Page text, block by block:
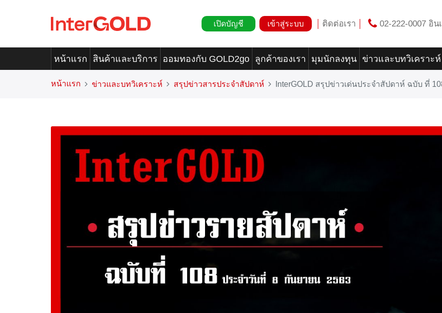
เปิดบัญชี เข้าสู่ระบบ ติดต่อเรา 02-222-0007 อิน
หน้าแรก สินค้าและบริการ ออมทองกับ GOLD2go ลูกค้าของเรา มุมนักลงทุน ข่าวและบทวิเคราะห์
หน้าแรก ข่าวและบทวิเคราะห์ สรุปข่าวสารประจำสัปดาห์ InterGOLD สรุปข่าวเด่นประจำสัปดาห์ ฉบับ ที่